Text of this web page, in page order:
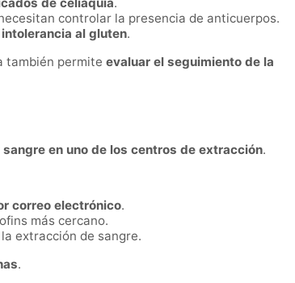
controlar la presencia de anticuerpos.
intolerancia al gluten.
también permite evaluar el seguimiento de la
en uno de los centros de extracción.
correo electrónico.
más cercano.
extracción de sangre.
.